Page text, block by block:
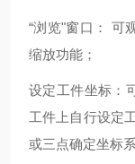
“浏览"窗口： 可
缩放功能；
设定工件坐标：
工件上自行设定
或三点确定坐标